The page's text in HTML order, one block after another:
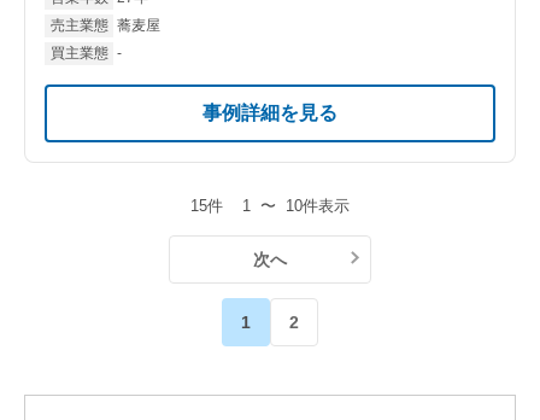
売主業態 蕎麦屋
買主業態 -
事例詳細を見る
15件 1 〜 10件表示
次へ
1 2